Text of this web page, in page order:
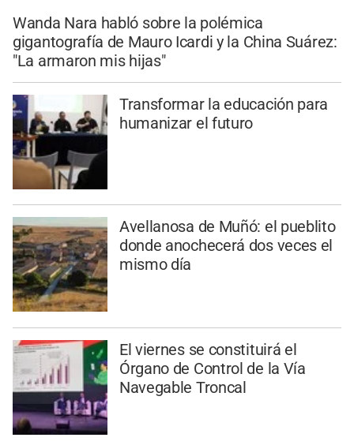
Wanda Nara habló sobre la polémica
gigantografía de Mauro Icardi y la China Suárez:
"La armaron mis hijas"
Transformar la educación para
humanizar el futuro
Avellanosa de Muñó: el pueblito
donde anochecerá dos veces el
mismo día
El viernes se constituirá el
Órgano de Control de la Vía
Navegable Troncal